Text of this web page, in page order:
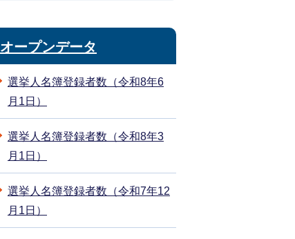
オープンデータ
選挙人名簿登録者数（令和8年6
月1日）
選挙人名簿登録者数（令和8年3
月1日）
選挙人名簿登録者数（令和7年12
月1日）